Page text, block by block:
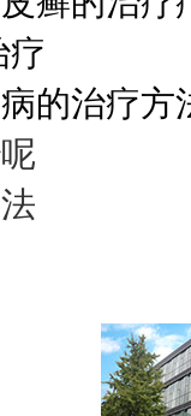
疗
的治疗方